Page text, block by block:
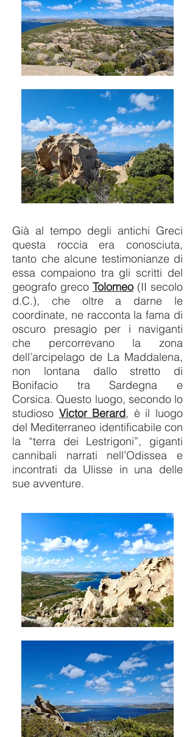
Già al tempo degli antichi Greci
questa roccia era conosciuta,
tanto che alcune testimonianze di
essa compaiono tra gli scritti del
geografo greco Tolomeo (II secolo
d.C.), che oltre a darne le
coordinate, ne racconta la fama di
oscuro presagio per i naviganti
che percorrevano la zona
dell’arcipelago de La Maddalena,
non lontana dallo stretto di
Bonifacio tra Sardegna e
Corsica. Questo luogo, secondo lo
studioso Victor Berard, è il luogo
del Mediterraneo identificabile con
la “terra dei Lestrigoni”, giganti
cannibali narrati nell’Odissea e
incontrati da Ulisse in una delle
sue avventure.